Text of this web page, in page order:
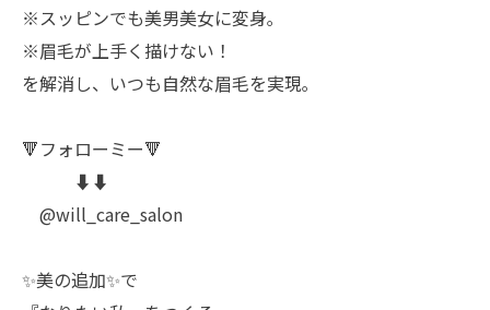
※スッピンでも美男美女に変身｡
※眉毛が上手く描けない！
を解消し、いつも自然な眉毛を実現｡
🔻フォローミー🔻
⬇️⬇️
@will_care_salon
✨美の追加✨で